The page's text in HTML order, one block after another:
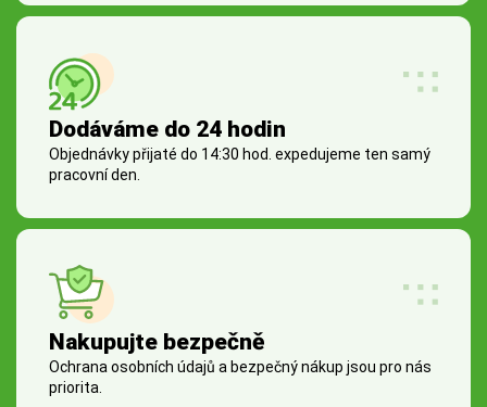
Dodáváme do 24 hodin
Objednávky přijaté do 14:30 hod. expedujeme ten samý
pracovní den.
Nakupujte bezpečně
Ochrana osobních údajů a bezpečný nákup jsou pro nás
priorita.